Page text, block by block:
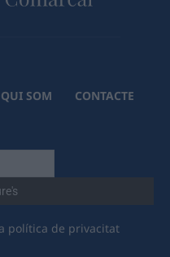
QUI SOM
CONTACTE
política de privacitat